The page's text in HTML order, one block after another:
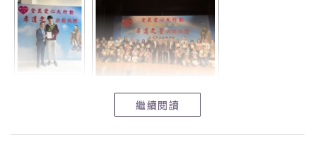
恭喜以上得獎同學！望各位繼續保持熱情，積極參與。在
不同學習活動中累積的知識，必能成爲未來寶貴的經驗！
繼續閱讀